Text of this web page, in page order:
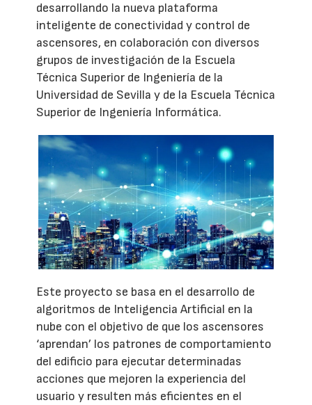
desarrollando la nueva plataforma
inteligente de conectividad y control de
ascensores, en colaboración con diversos
grupos de investigación de la Escuela
Técnica Superior de Ingeniería de la
Universidad de Sevilla y de la Escuela Técnica
Superior de Ingeniería Informática.
Este proyecto se basa en el desarrollo de
algoritmos de Inteligencia Artificial en la
nube con el objetivo de que los ascensores
‘aprendan’ los patrones de comportamiento
del edificio para ejecutar determinadas
acciones que mejoren la experiencia del
usuario y resulten más eficientes en el